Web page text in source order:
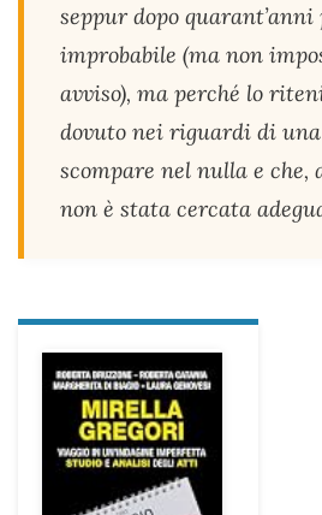
seppur dopo
improbabile (ma non
avviso), ma perché lo
dovuto nei riguardi di
scompare nel nulla e che,
non è stata cercata